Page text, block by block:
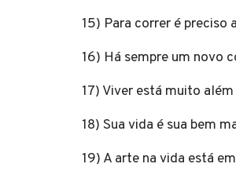
15) Para correr é preciso
16) Há sempre um novo
17) Viver está muito
18) Sua vida é sua bem
19) A arte na vida está